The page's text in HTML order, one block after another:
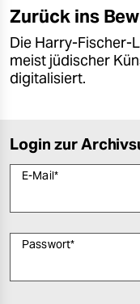
Zurück ins
Die Harry-Fischer-
meist jüdischer
digitalisiert.
Login zur
E-Mail*
Passwort*